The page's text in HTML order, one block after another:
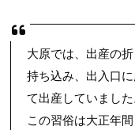
大原では、出産の
持ち込み、出入口
て出産していました
この習俗は大正年